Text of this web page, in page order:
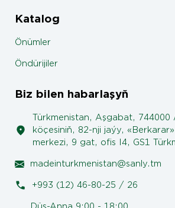
Katalog
Önümler
Öndürijiler
Biz bilen habarlaşyň
Türkmenistan, Aşgabat, 744000
köçesiniň, 82-nji jaýy,
merkezi, 9 gat, ofis I4, GS1
madeinturkmenistan@sanly.tm
+993 (12) 46-80-25 / 26